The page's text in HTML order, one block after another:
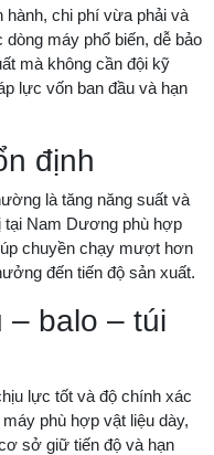
hành, chi phí vừa phải và
máy phổ biến, dễ bảo
mà không cần đội kỹ
lực vốn ban đầu và hạn
định
là tăng năng suất và
tại Nam Dương phù hợp
chuyền chạy mượt hơn
đến tiến độ sản xuất.
– balo – túi
lực tốt và độ chính xác
phù hợp vật liệu dày,
sở giữ tiến độ và hạn